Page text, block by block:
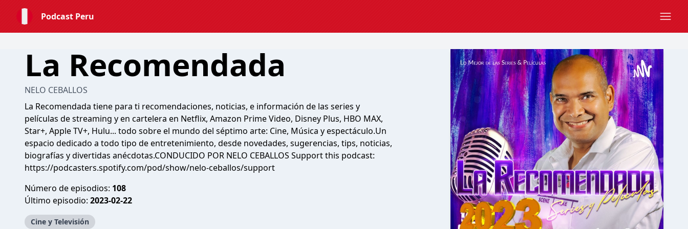
Podcast Peru
La Recomendada
NELO CEBALLOS
La Recomendada tiene para ti recomendaciones, noticias, e información de las series y
películas de streaming y en cartelera en Netflix, Amazon Prime Video, Disney Plus, HBO MAX,
Star+, Apple TV+, Hulu... todo sobre el mundo del séptimo arte: Cine, Música y espectáculo.Un
espacio dedicado a todo tipo de entretenimiento, desde novedades, sugerencias, tips, noticias,
biografías y divertidas anécdotas.CONDUCIDO POR NELO CEBALLOS Support this podcast:
https://podcasters.spotify.com/pod/show/nelo-ceballos/support
Número de episodios: 108
Último episodio: 2023-02-22
Cine y Televisión